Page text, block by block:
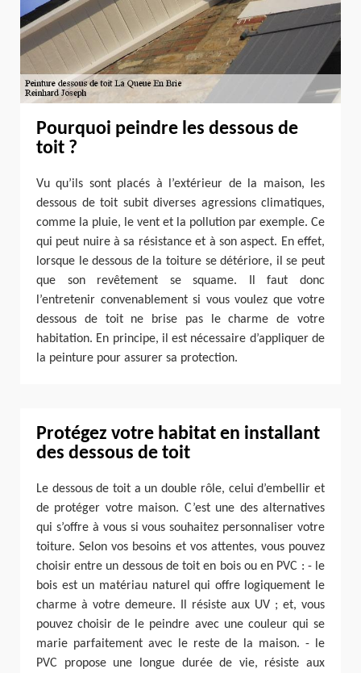
Pourquoi peindre les dessous de
toit ?
Vu qu’ils sont placés à l’extérieur de la maison, les
dessous de toit subit diverses agressions climatiques,
comme la pluie, le vent et la pollution par exemple. Ce
qui peut nuire à sa résistance et à son aspect. En effet,
lorsque le dessous de la toiture se détériore, il se peut
que son revêtement se squame. Il faut donc
l’entretenir convenablement si vous voulez que votre
dessous de toit ne brise pas le charme de votre
habitation. En principe, il est nécessaire d’appliquer de
la peinture pour assurer sa protection.
Protégez votre habitat en installant
des dessous de toit
Le dessous de toit a un double rôle, celui d’embellir et
de protéger votre maison. C’est une des alternatives
qui s’offre à vous si vous souhaitez personnaliser votre
toiture. Selon vos besoins et vos attentes, vous pouvez
choisir entre un dessous de toit en bois ou en PVC : - le
bois est un matériau naturel qui offre logiquement le
charme à votre demeure. Il résiste aux UV ; et, vous
pouvez choisir de le peindre avec une couleur qui se
marie parfaitement avec le reste de la maison. - le
PVC propose une longue durée de vie, résiste aux